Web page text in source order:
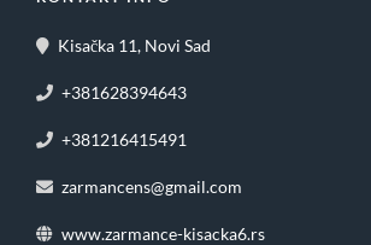
Kisačka 11, Novi Sad
+381628394643
+381216415491
zarmancens@gmail.com
www.zarmance-kisacka6.rs